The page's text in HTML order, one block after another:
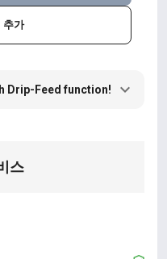
추가
Drip-Feed function!
스